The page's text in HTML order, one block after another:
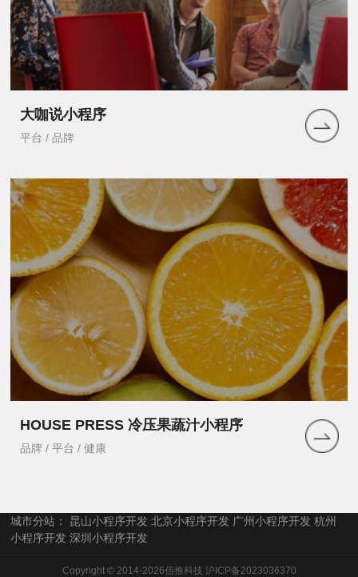
大咖说小程序
平台 / 品牌
HOUSE PRESS 冷压果蔬汁小程序
品牌 / 平台 / 健康
城市分站： 昆山小程序开发 北京小程序开发 广州小程序开发 杭州
小程序开发 深圳小程序开发
Copyright © 2014-2026佰推科技 沪ICP备2023036370